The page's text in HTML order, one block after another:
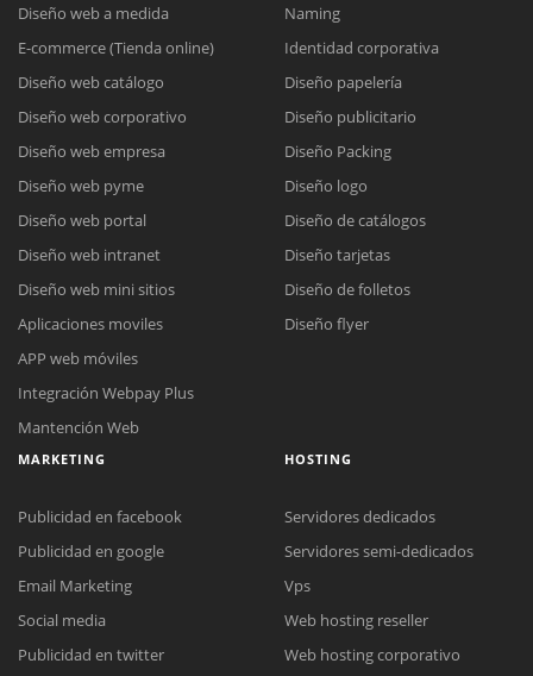
Reunión online
Nuestros ejecutivos le enviarán un correo electrónico con el enlace a
Meet para la reunión online.
Cotización
Chat Online
Diseño web a medida
E-commerce (Tienda online)
Diseño web catálogo
Diseño web corporativo
Diseño web empresa
Diseño web pyme
Diseño web portal
Diseño web intranet
Diseño web mini sitios
Aplicaciones moviles
APP web móviles
Integración Webpay Plus
Mantención Web
Naming
Identidad corporativa
Diseño papelería
Diseño publicitario
Diseño Packing
Diseño logo
Diseño de catálogos
Diseño tarjetas
Diseño de folletos
Diseño flyer
MARKETING
Publicidad en facebook
Publicidad en google
Email Marketing
Social media
Publicidad en twitter
HOSTING
Servidores dedicados
Servidores semi-dedicados
Vps
Web hosting reseller
Web hosting corporativo